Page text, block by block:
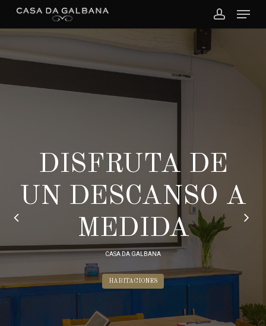
content
account
Menu
DISFRUTA DE
UN DESCANSO A
MEDIDA
CASA DA GALBANA
HABITACIONES